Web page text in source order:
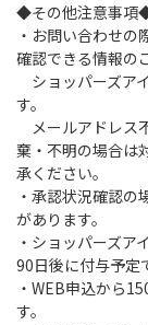
◆その他注意事項
・お問い合わせ
確認できる情報の
ショッパーズア
す。
メールアドレス
棄・不明の場合は
承ください。
・承認状況確認
があります。
・ショッパーズア
90日後に付与予定
・WEB申込から
す。